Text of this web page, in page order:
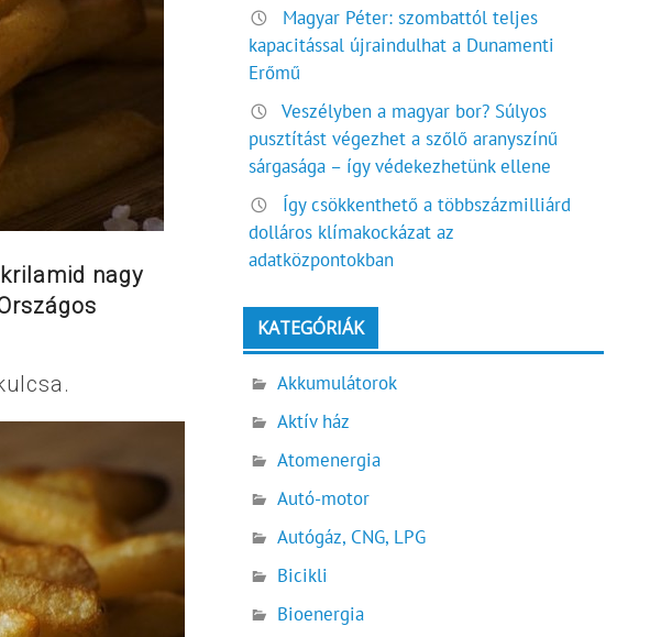
nagy
Magyar Péter: szombattól teljes
kapacitással újraindulhat a Dunamenti
Erőmű
Veszélyben a magyar bor? Súlyos
pusztítást végezhet a szőlő aranyszínű
sárgasága – így védekezhetünk ellene
Így csökkenthető a többszázmilliárd
dolláros klímakockázat az
adatközpontokban
KATEGÓRIÁK
Akkumulátorok
Aktív ház
Atomenergia
Autó-motor
Autógáz, CNG, LPG
Bicikli
Bioenergia